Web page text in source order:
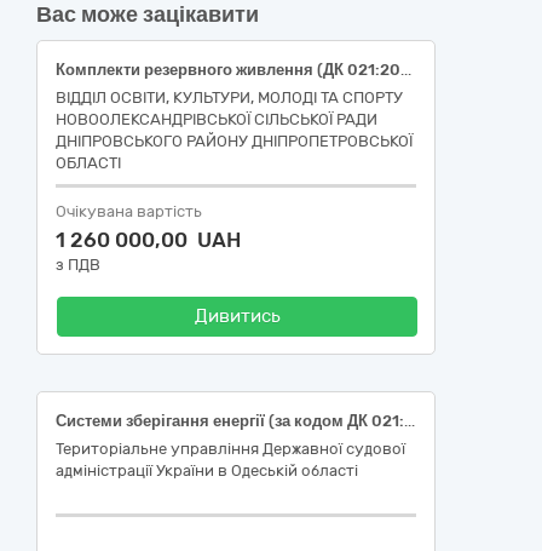
Вас може зацікавити
Комплекти резервного живлення (ДК 021:2015 31154000-0 Джерела безперебійного живлення) (за кошти грошової допомоги ЮНІСЕФ)
ВІДДІЛ ОСВІТИ, КУЛЬТУРИ, МОЛОДІ ТА СПОРТУ
НОВООЛЕКСАНДРІВСЬКОЇ СІЛЬСЬКОЇ РАДИ
ДНІПРОВСЬКОГО РАЙОНУ ДНІПРОПЕТРОВСЬКОЇ
ОБЛАСТІ
Очікувана вартість
1 260 000,00 UAH
з ПДВ
Дивитись
Системи зберігання енергії (за кодом ДК 021:2015 31150000-2 Баласти для розрядних ламп чи трубок)
Територіальне управління Державної судової
адміністрації України в Одеській області